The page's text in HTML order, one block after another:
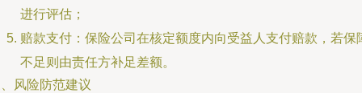
进行评估；
赔款支付：保险公司在核定额度内向受益人支付赔款，若保
不足则由责任方补足差额。
风险防范建议